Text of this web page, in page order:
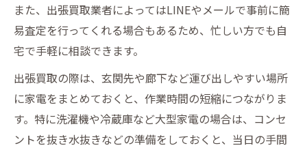
また、出張買取業者によってはLINEやメールで事前に簡
易査定を行ってくれる場合もあるため、忙しい方でも自
宅で手軽に相談できます。
出張買取の際は、玄関先や廊下など運び出しやすい場所
に家電をまとめておくと、作業時間の短縮につながりま
す。特に洗濯機や冷蔵庫など大型家電の場合は、コンセ
ントを抜き水抜きなどの準備をしておくと、当日の手間